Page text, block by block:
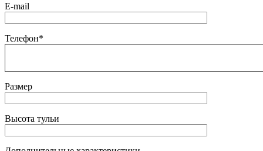
E-mail
Телефон*
Размер
Высота тульи